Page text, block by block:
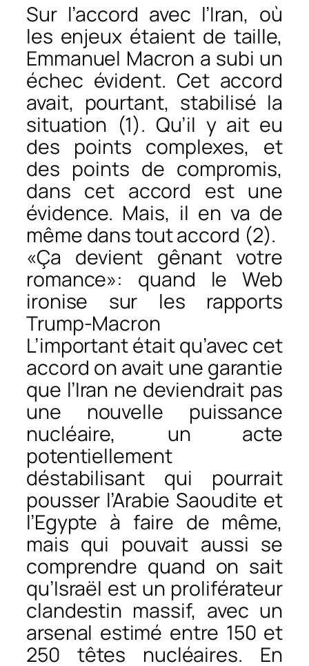
Sur l’accord avec l’Iran, où
les enjeux étaient de taille,
Emmanuel Macron a subi un
échec évident. Cet accord
avait, pourtant, stabilisé la
situation (1). Qu’il y ait eu
des points complexes, et
des points de compromis,
dans cet accord est une
évidence. Mais, il en va de
même dans tout accord (2).
«Ça devient gênant votre
romance»: quand le Web
ironise sur les rapports
Trump-Macron
L’important était qu’avec cet
accord on avait une garantie
que l’Iran ne deviendrait pas
une nouvelle puissance
nucléaire, un acte
potentiellement
déstabilisant qui pourrait
pousser l’Arabie Saoudite et
l’Egypte à faire de même,
mais qui pouvait aussi se
comprendre quand on sait
qu’Israël est un proliférateur
clandestin massif, avec un
arsenal estimé entre 150 et
250 têtes nucléaires. En